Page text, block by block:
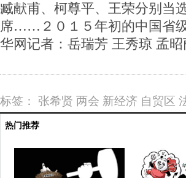
臧献甫、柯尊平、王荣分别当
席……２０１５年初的中国省
华网记者：岳瑞芳 王秀琼 孟
标签： 张希贤 两会 新经济 自贸区
热门推荐